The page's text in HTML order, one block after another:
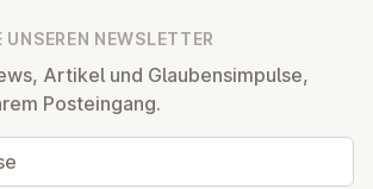
UNSEREN NEWSLETTER
Artikel und Glaubensimpulse,
Posteingang.